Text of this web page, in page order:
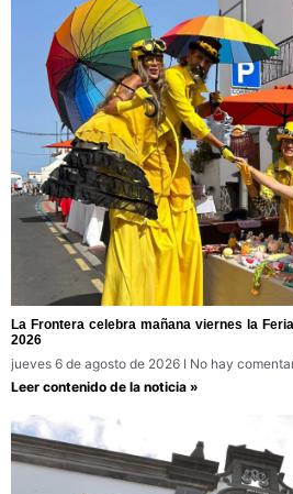
La Frontera celebra mañana viernes la
2026
jueves 6 de agosto de 2026
No hay
Leer contenido de la noticia »